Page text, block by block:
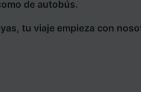
de autobús.
tu viaje empieza con